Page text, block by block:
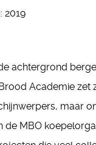
2019
achtergrond
Academie zet
maar
de MBO